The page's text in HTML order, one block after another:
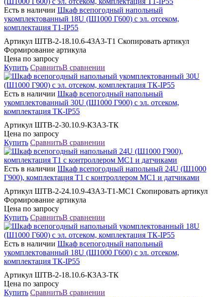
Есть в наличии Шкаф всепогодный напольный
укомплектованный 18U (Ш1000 Г600) с эл. отсеком,
комплектация Т1-IP55
Артикул ШТВ-2-18.10.6-43А3-Т1 Скопировать артикул
Формирование артикула
Цена по запросу
Купить СравнитьВ сравнении
Есть в наличии Шкаф всепогодный напольный
укомплектованный 30U (Ш1000 Г900) с эл. отсеком,
комплектация ТК-IP55
Артикул ШТВ-2-30.10.9-К3А3-ТК
Цена по запросу
Купить СравнитьВ сравнении
Есть в наличии Шкаф всепогодный напольный 24U (Ш1000
Г900), комплектация Т1 с контроллером MC1 и датчиками
Артикул ШТВ-2-24.10.9-43А3-Т1-МС1 Скопировать артикул
Формирование артикула
Цена по запросу
Купить СравнитьВ сравнении
Есть в наличии Шкаф всепогодный напольный
укомплектованный 18U (Ш1000 Г600) с эл. отсеком,
комплектация ТК-IP55
Артикул ШТВ-2-18.10.6-К3А3-ТК
Цена по запросу
Купить СравнитьВ сравнении